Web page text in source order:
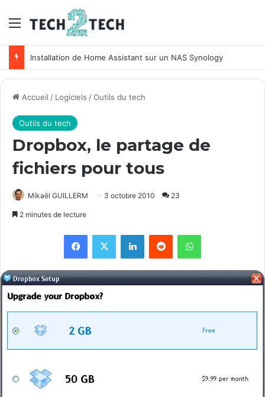
Menu
Accueil / Logiciels /Outils du tech
Outils du tech
Dropbox, le partage de
fichiers pour tous
Mikaël GUILLERM 3 octobre 2010 23
2 minutes de lecture